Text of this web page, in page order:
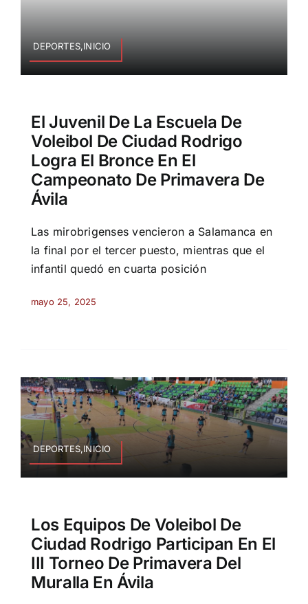
DEPORTES,INICIO
El Juvenil De La Escuela De
Voleibol De Ciudad Rodrigo
Logra El Bronce En El
Campeonato De Primavera De
Ávila
Las mirobrigenses vencieron a Salamanca en
la final por el tercer puesto, mientras que el
infantil quedó en cuarta posición
mayo 25, 2025
DEPORTES,INICIO
Los Equipos De Voleibol De
Ciudad Rodrigo Participan En El
III Torneo De Primavera Del
Muralla En Ávila